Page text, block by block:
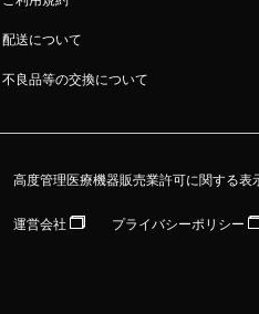
配送について
不良品等の交換について
高度管理医療機器販売業許可に関する表
運営会社 プライバシーポリシー